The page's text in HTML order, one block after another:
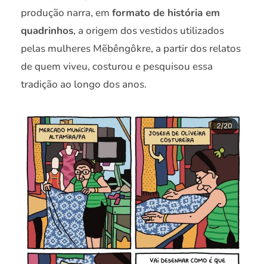
produção narra, em formato de história em
quadrinhos, a origem dos vestidos utilizados
pelas mulheres Mẽbêngôkre, a partir dos relatos
de quem viveu, costurou e pesquisou essa
tradição ao longo dos anos.